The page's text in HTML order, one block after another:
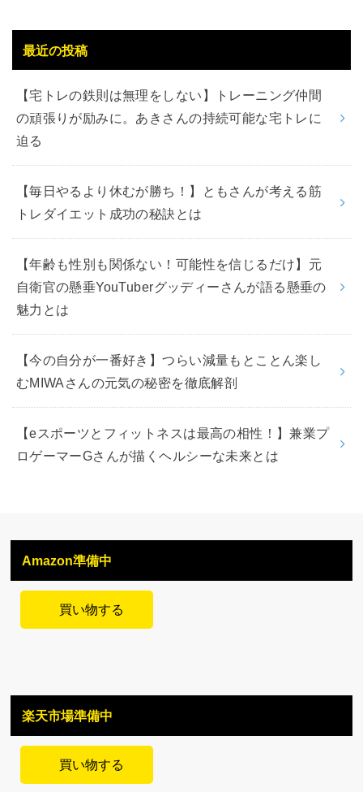
最近の投稿
【宅トレの鉄則は無理をしない】トレーニング仲間
の頑張りが励みに。あきさんの持続可能な宅トレに
迫る
【毎日やるより休むが勝ち！】ともさんが考える筋
トレダイエット成功の秘訣とは
【年齢も性別も関係ない！可能性を信じるだけ】元
自衛官の懸垂YouTuberグッディーさんが語る懸垂の
魅力とは
【今の自分が一番好き】つらい減量もとことん楽し
むMIWAさんの元気の秘密を徹底解剖
【eスポーツとフィットネスは最高の相性！】兼業プ
ロゲーマーGさんが描くヘルシーな未来とは
Amazon準備中
買い物する
楽天市場準備中
買い物する